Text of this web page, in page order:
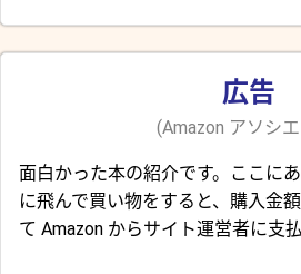
広告
(Amazon アソシ
面白かった本の紹介です。ここに
に飛んで買い物をすると、購入金
て Amazon からサイト運営者に支払